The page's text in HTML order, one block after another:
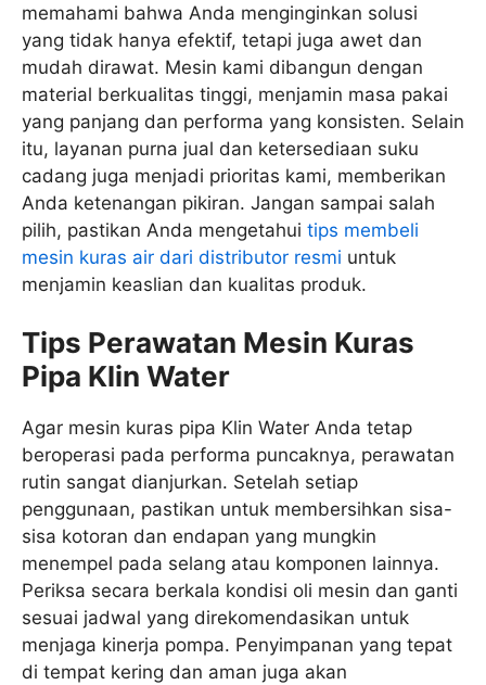
memahami bahwa Anda menginginkan solusi
yang tidak hanya efektif, tetapi juga awet dan
mudah dirawat. Mesin kami dibangun dengan
material berkualitas tinggi, menjamin masa pakai
yang panjang dan performa yang konsisten. Selain
itu, layanan purna jual dan ketersediaan suku
cadang juga menjadi prioritas kami, memberikan
Anda ketenangan pikiran. Jangan sampai salah
pilih, pastikan Anda mengetahui tips membeli
mesin kuras air dari distributor resmi untuk
menjamin keaslian dan kualitas produk.
Tips Perawatan Mesin Kuras
Pipa Klin Water
Agar mesin kuras pipa Klin Water Anda tetap
beroperasi pada performa puncaknya, perawatan
rutin sangat dianjurkan. Setelah setiap
penggunaan, pastikan untuk membersihkan sisa-
sisa kotoran dan endapan yang mungkin
menempel pada selang atau komponen lainnya.
Periksa secara berkala kondisi oli mesin dan ganti
sesuai jadwal yang direkomendasikan untuk
menjaga kinerja pompa. Penyimpanan yang tepat
di tempat kering dan aman juga akan